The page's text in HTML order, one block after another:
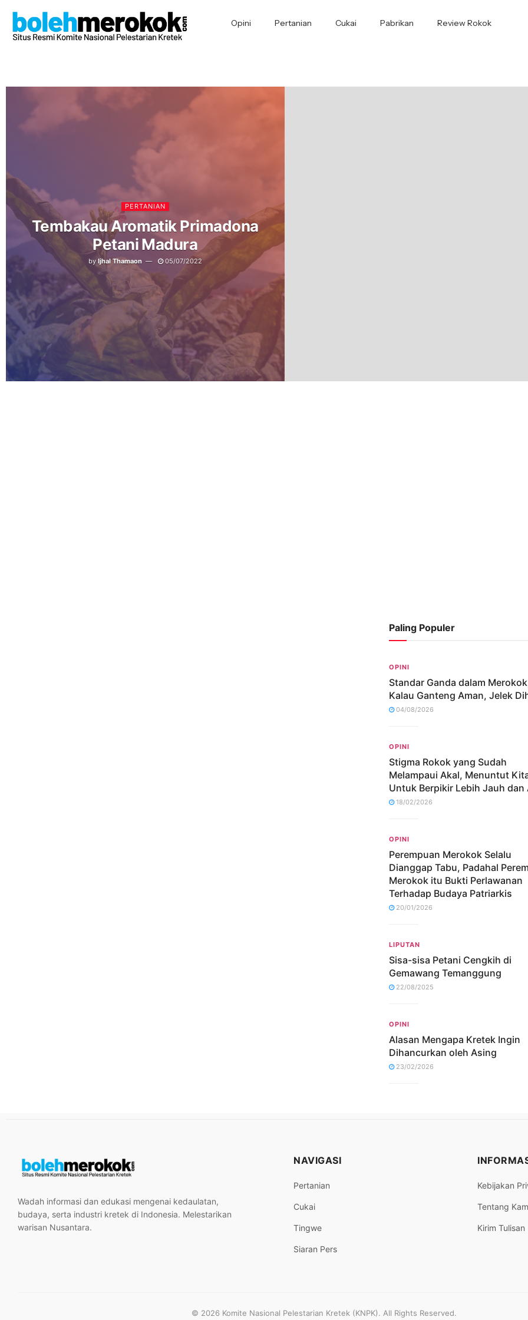
Opini Pertanian Cukai Pabrikan Review Rokok
PERTANIAN
Tembakau Aromatik Primadona
Petani Madura
by Ijhal Thamaon 05/07/2022
Paling Populer
OPINI
Standar Ganda dalam
Kalau Ganteng Aman, Jelek
04/08/2026
OPINI
Stigma Rokok yang Sudah
Melampaui Akal, Menuntut
Untuk Berpikir Lebih Jauh dan
18/02/2026
OPINI
Perempuan Merokok Selalu
Dianggap Tabu, Padahal
Merokok itu Bukti Perlawanan
Terhadap Budaya Patriarkis
20/01/2026
LIPUTAN
Sisa-sisa Petani Cengkih di
Gemawang Temanggung
22/08/2025
OPINI
Alasan Mengapa Kretek Ingin
Dihancurkan oleh Asing
23/02/2026
Wadah informasi dan edukasi mengenai kedaulatan,
budaya, serta industri kretek di Indonesia. Melestarikan
warisan Nusantara.
NAVIGASI
Pertanian
Cukai
Tingwe
Siaran Pers
Kebijakan
Tentang
Kirim Tulisan
© 2026 Komite Nasional Pelestarian Kretek (KNPK). All Rights Reserved.